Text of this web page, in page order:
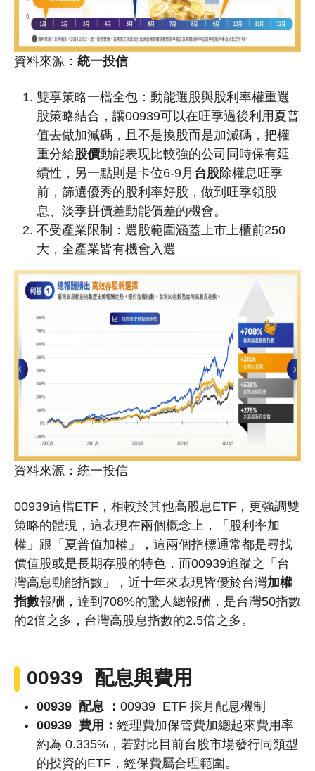
資料來源： 統一投信
雙享策略一檔全包：動能選股與股利率權重選
股策略結合，讓00939可以在旺季過後利用夏普
值去做加減碼，且不是換股而是加減碼，把權
重分給股價動能表現比較強的公司同時保有延
續性，另一點則是卡位6-9月 台股除權息旺季
前，篩選優秀的股利率好股，做到旺季領股
息、淡季拼價差動能價差的機會。
不受產業限制：選股範圍涵蓋上市上櫃前250
大，全產業皆有機會入選
資料來源：統一投信
00939這檔ETF，相較於其他高股息ETF，更強調雙
策略的體現，這表現在兩個概念上，「股利率加
權」跟「夏普值加權」，這兩個指標通常都是尋找
價值股或是長期存股的特色，而00939追蹤之「台
灣高息動能指數」，近十年來表現皆優於台灣加權
指數報酬，達到708%的驚人總報酬，是台灣50指數
的2倍之多，台灣高股息指數的2.5倍之多。
00939 配息與費用
00939 配息 ： 00939 ETF 採月配息機制
00939 費用 ： 經理費加保管費加總起來費用率
約為 0.335%，若對比目前台股市場發行同類型
的投資的ETF，經保費屬合理範圍。